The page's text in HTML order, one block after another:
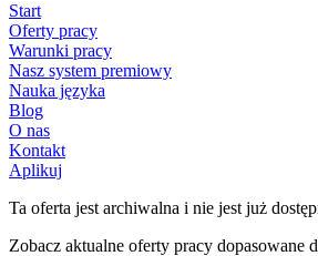
Start
Oferty pracy
Warunki pracy
Nasz system premiowy
Nauka języka
Blog
O nas
Kontakt
Aplikuj
Ta oferta jest archiwalna i nie jest już
Zobacz aktualne oferty pracy dopasowane